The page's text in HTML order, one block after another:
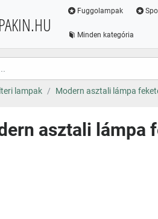
Fuggolampak
Minden kategória
lampak Modern asztali lámpa
asztali lámpa